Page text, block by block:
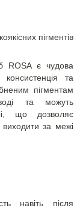
пігментів
ROSA є чудова
консистенція та
пігментам
та можуть
що дозволяє
виходити за межі
навіть після